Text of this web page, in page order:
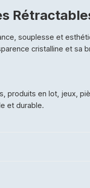
souplesse et
cristalline et sa
en lot, jeux,
et durable.